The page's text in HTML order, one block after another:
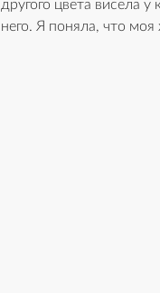
другого цвета висела
него. Я поняла, что